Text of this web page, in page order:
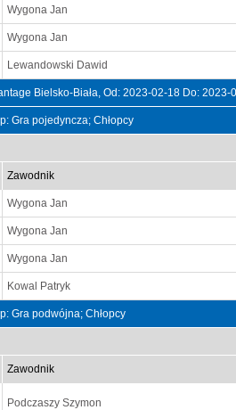
Wygona Jan
Wygona Jan
Lewandowski Dawid
Bielsko-Biała, Od: 2023-02-18 Do: 2023-
Gra pojedyncza; Chłopcy
Zawodnik
Wygona Jan
Wygona Jan
Wygona Jan
Kowal Patryk
Gra podwójna; Chłopcy
Zawodnik
Podczaszy Szymon